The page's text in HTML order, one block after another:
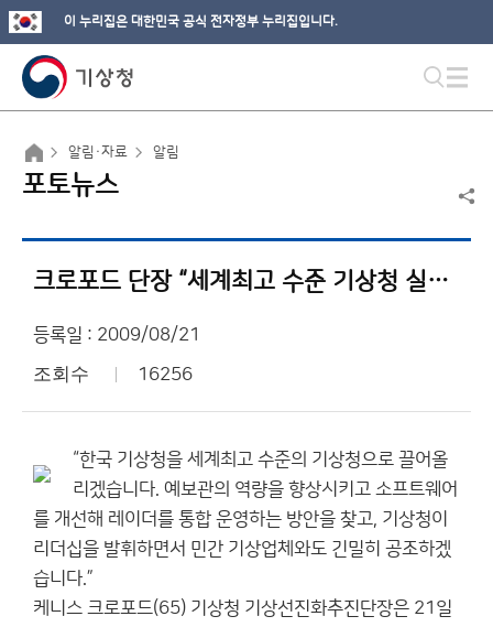
이 누리집은 대한민국 공식 전자정부 누리집입니다.
알림·자료 알림
포토뉴스
크로포드 단장 “세계최고 수준 기상청 실현” 출사표
등록일 : 2009/08/21
조회수 16256
“한국 기상청을 세계최고 수준의 기상청으로 끌어올
리겠습니다. 예보관의 역량을 향상시키고 소프트웨어
를 개선해 레이더를 통합 운영하는 방안을 찾고, 기상청이
리더십을 발휘하면서 민간 기상업체와도 긴밀히 공조하겠
습니다.”
케니스 크로포드(65) 기상청 기상선진화추진단장은 21일